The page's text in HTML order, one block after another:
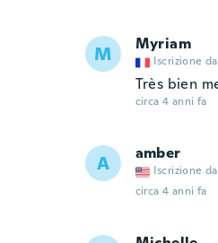
M Myriam
Iscrizione
Très bien
circa 4 anni fa
A amber
Iscrizione
circa 4 anni fa